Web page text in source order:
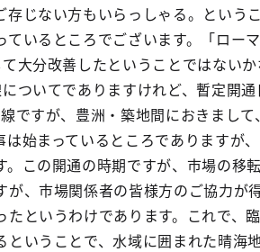
存じない方もいらっしゃる。という
ているところでございます。「ロー
大分改善したということではないか
ついてでありますけれど、暫定開
ですが、豊洲・築地間におきまし
は始まっているところでありますが
。この開通の時期ですが、市場の移
が、市場関係者の皆様方のご協力が
たというわけであります。これで、
ということで、水域に囲まれた晴海